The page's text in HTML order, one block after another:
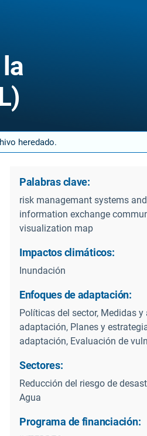
heredado.
Palabras clave:
risk managemant systems
information exchange
visualization map
Impactos climáticos:
Inundación
Enfoques de adaptación:
Políticas del sector, Medidas y
adaptación, Planes y
adaptación, Evaluación de
Sectores:
Reducción del riesgo de
Agua
Programa de financiación: